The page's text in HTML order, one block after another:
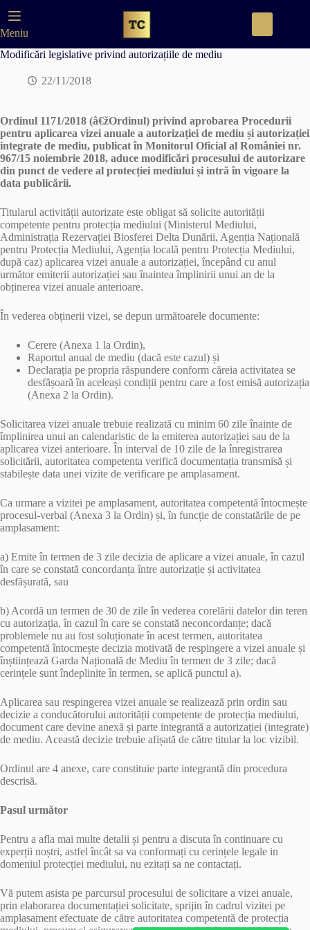
content
Meniu
Modificări legislative privind autorizațiile de mediu
22/11/2018
Ordinul 1171/2018 (â€žOrdinul) privind aprobarea Procedurii
pentru aplicarea vizei anuale a autorizației de mediu și autorizației
integrate de mediu, publicat în Monitorul Oficial al României nr.
967/15 noiembrie 2018, aduce modificări procesului de autorizare
din punct de vedere al protecției mediului și intră în vigoare la
data publicării.
Titularul activității autorizate este obligat să solicite autorității
competente pentru protecția mediului (Ministerul Mediului,
Administrația Rezervației Biosferei Delta Dunării, Agenția Națională
pentru Protecția Mediului, Agenția locală pentru Protecția Mediului,
după caz) aplicarea vizei anuale a autorizației, începând cu anul
următor emiterii autorizației sau înaintea împlinirii unui an de la
obținerea vizei anuale anterioare.
În vederea obținerii vizei, se depun următoarele documente:
Cerere (Anexa 1 la Ordin),
Raportul anual de mediu (dacă este cazul) și
Declarația pe propria răspundere conform căreia activitatea se
desfășoară în aceleași condiții pentru care a fost emisă autorizația
(Anexa 2 la Ordin).
Solicitarea vizei anuale trebuie realizată cu minim 60 zile înainte de
împlinirea unui an calendaristic de la emiterea autorizației sau de la
aplicarea vizei anterioare. În interval de 10 zile de la înregistrarea
solicitării, autoritatea competenta verifică documentația transmisă și
stabilește data unei vizite de verificare pe amplasament.
Ca urmare a vizitei pe amplasament, autoritatea competentă întocmește
procesul-verbal (Anexa 3 la Ordin) și, în funcție de constatările de pe
amplasament:
a) Emite în termen de 3 zile decizia de aplicare a vizei anuale, în cazul
în care se constată concordanța între autorizație și activitatea
desfășurată, sau
b) Acordă un termen de 30 de zile în vederea corelării datelor din teren
cu autorizația, în cazul în care se constată neconcordanțe; dacă
problemele nu au fost soluționate în acest termen, autoritatea
competentă întocmește decizia motivată de respingere a vizei anuale și
înștiințează Garda Națională de Mediu în termen de 3 zile; dacă
cerințele sunt îndeplinite în termen, se aplică punctul a).
Aplicarea sau respingerea vizei anuale se realizează prin ordin sau
decizie a conducătorului autorității competente de protecția mediului,
document care devine anexă și parte integrantă a autorizației (integrate)
de mediu. Această decizie trebuie afișată de către titular la loc vizibil.
Ordinul are 4 anexe, care constituie parte integrantă din procedura
descrisă.
Pasul următor
Pentru a afla mai multe detalii și pentru a discuta în continuare cu
experții noștri, astfel încât sa va conformați cu cerințele legale in
domeniul protecției mediului, nu ezitați sa ne contactați.
Vă putem asista pe parcursul procesului de solicitare a vizei anuale,
prin elaborarea documentației solicitate, sprijin în cadrul vizitei pe
amplasament efectuate de către autoritatea competentă de protecția